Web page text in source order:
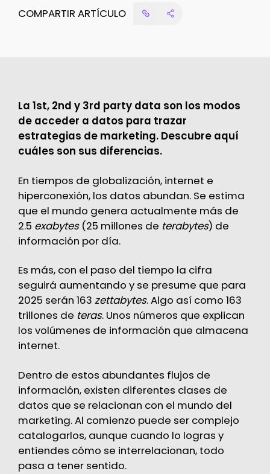
COMPARTIR ARTÍCULO
La 1st, 2nd y 3rd party data son los modos
de acceder a datos para trazar
estrategias de marketing. Descubre aquí
cuáles son sus diferencias.
En tiempos de globalización, internet e
hiperconexión, los datos abundan. Se estima
que el mundo genera actualmente más de
2.5 exabytes (25 millones de terabytes) de
información por día.
Es más, con el paso del tiempo la cifra
seguirá aumentando y se presume que para
2025 serán 163 zettabytes. Algo así como 163
trillones de teras. Unos números que explican
los volúmenes de información que almacena
internet.
Dentro de estos abundantes flujos de
información, existen diferentes clases de
datos que se relacionan con el mundo del
marketing. Al comienzo puede ser complejo
catalogarlos, aunque cuando lo logras y
entiendes cómo se interrelacionan, todo
pasa a tener sentido.